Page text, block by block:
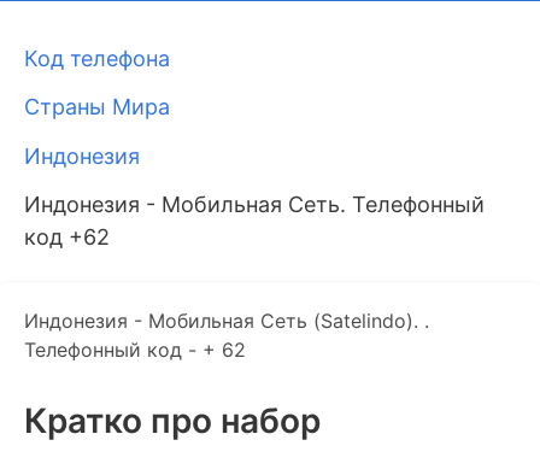
Код телефона
Страны Мира
Индонезия
Индонезия - Мобильная Сеть. Телефонный
код +62
Индонезия - Мобильная Сеть (Satelindo). .
Телефонный код - + 62
Кратко про набор